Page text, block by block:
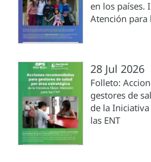
en los países.
Atención para
28 Jul 2026
Folleto:
gestores de
de la
las ENT